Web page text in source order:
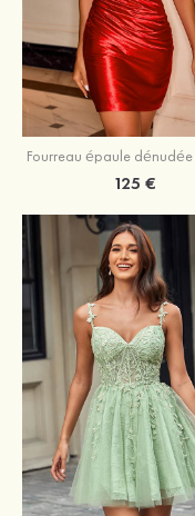
125 €